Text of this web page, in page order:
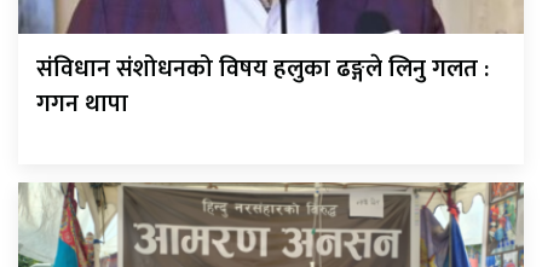
संविधान संशोधनको विषय हलुका ढङ्गले लिनु गलत :
गगन थापा